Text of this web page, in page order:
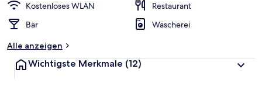
Kostenloses WLAN
Restaurant
Bar
Wäscherei
Alle anzeigen
Wichtigste Merkmale (12)